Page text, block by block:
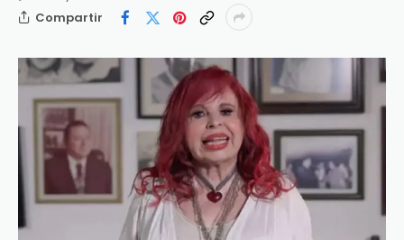
Compartir